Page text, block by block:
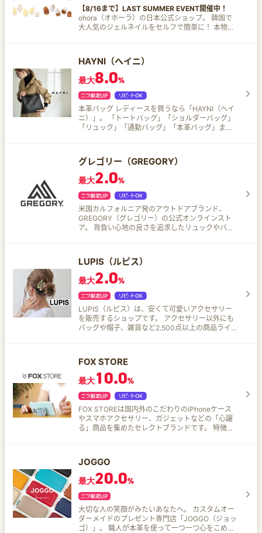
【8/16まで】LAST SUMMER EVENT開催中！
ohora（オホーラ）の日本公式ショップ。 韓国で
大人気のジェルネイルをセルフで簡単に！ 本物の
もフィットして負担がかからない、おすすめジェ
ルネイルシールです。
HAYNI（ヘイニ）
最大8.0%
本革バッグ レディースを買うなら「HAYNI（ヘイ
ニ）」。 「トートバッグ」「ショルダーバッグ」
「リュック」「通勤バッグ」「本革バッグ」まで
る、イベントだけじゃなくプライベートでも愛用
できる、トレンドと利便性を兼ね備えたバッグを
お届けします♪
グレゴリー（GREGORY）
最大2.0%
米国カルフォルニア発のアウトドアブランド、
GREGORY（グレゴリー）の公式オンラインスト
ア。 背負い心地の良さを追求したリュックやバッ
ンでの活躍するアイテムを展開。 新作から限定ア
イテムまで、公式ならではの豊富な品揃え♪
LUPIS（ルピス）
最大2.0%
LUPIS（ルピス）は、安くて可愛いアクセサリー
を販売するショップです。 アクセサリー以外にも
バッグや帽子、雑貨など2,500点以上の商品ライ
FOX STORE
最大10.0%
FOX STOREは国内外のこだわりのiPhoneケース
やスマホアクセサリー、ガジェットなどの「心躍
る」商品を集めたセレクトブランドです。 特徴的
ディオ関連アイテム、さらにはハードウェアキー
ボード搭載のSIMフリ－スマートフォンブランド
BlackBerryなど、お客様の心躍るデジタルライフ
を彩る商品を世界中から厳選して取り扱っていま
す。 FOX STOREであなたにとって特別なアイテ
ムを見つけてください。
JOGGO
最大20.0%
大切な人の笑顔がみたいあなたへ。 カスタムオー
ダーメイドのプレゼント専門店「JOGGO（ジョッ
ゴ）」。 職人が本革を使って一つ一つ心をこめて